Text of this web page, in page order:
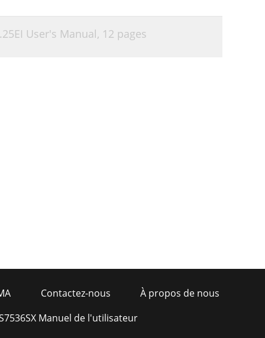
User's Manual, 12 pages
Contactez-nous
À propos de nous
Manuel de l'utilisateur